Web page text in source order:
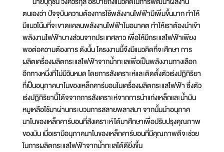
ตนเองว่า ปัจจุบันความต้องการใช้พลังงานไฟฟ้ามีเพิ่มขึ้นมาก ทำให้
มีแนวโน้มที่จะขาดแคลนพลังงานไฟฟ้าในอนาคต ทำให้เราต้องนำเข้า
พลังงานไฟฟ้าบางส่วนจากประเทศลาว เพื่อให้มีกระแสไฟฟ้าเพียง
พอต่อความต้องการ ดังนั้น โครงงานนี้จึงมีแนวคิดที่จะศึกษา การ
ผลิตเครื่องผลิตกระแสไฟฟ้าจากน้ำทะเลเพื่อเป็นพลังงานทางเลือก
อีกทางหนึ่งที่ไม่มีวันหมด โดยการสังเคราะห์และติดตั้งตัวเร่งปฏิกิริยา
ที่เป็นอนุภาคนาโนของเหล็กคาร์บอนในเครื่องผลิตกระแสไฟฟ้า ซึ่งตัว
เร่งปฏิกิริยานี้ได้จจากการสังเคราะห์จากการนำแท่งเหล็กและน้ำมัน
หมูเหลือใช้มาผ่านกระบวนการสลายพลาสมา จากนั้นนำอนุภาค
นาโนของเหล็กคาร์บอนที่สังเคราะห์ได้มาศึกษาเพื่อปรับปรุงคุณภาพ
ของมัน เมื่อเรามีอนุภาคนาโนของเหล็กคาร์บอนที่มีคุณภาพดีจะช่วย
ในการผลิตกระแสไฟฟ้าจากน้ำทะเลได้ดียิ่งขึ้น